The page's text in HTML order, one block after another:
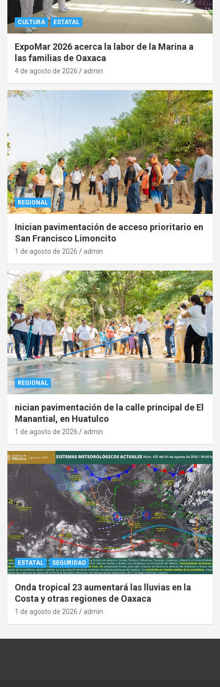
CULTURA ESTATAL
ExpoMar 2026 acerca la labor de la Marina a
las familias de Oaxaca
4 de agosto de 2026 admin
REGIONAL
Inician pavimentación de acceso prioritario en
San Francisco Limoncito
1 de agosto de 2026 admin
REGIONAL
nician pavimentación de la calle principal de El
Manantial, en Huatulco
1 de agosto de 2026 admin
ESTATAL SEGURIDAD
Onda tropical 23 aumentará las lluvias en la
Costa y otras regiones de Oaxaca
1 de agosto de 2026 admin